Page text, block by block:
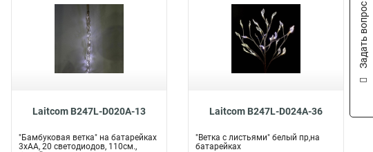
Laitcom B247L-D020A-13
"Бамбуковая ветка" на батарейках
3хАА, 20 светодиодов, 110см.,
Laitcom B247L-D024A-36
"Ветка с листьями" белый пр,на
батарейках
Задать вопрос